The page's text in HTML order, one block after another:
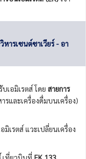
ารเซนต์ซาเวียร์ - อา
เอมิเรตส์ โดย สายการ
รและเครื่องดื่มบนเครื่อง)
มิเรตส์ แวะเปลี่ยนเครื่อง